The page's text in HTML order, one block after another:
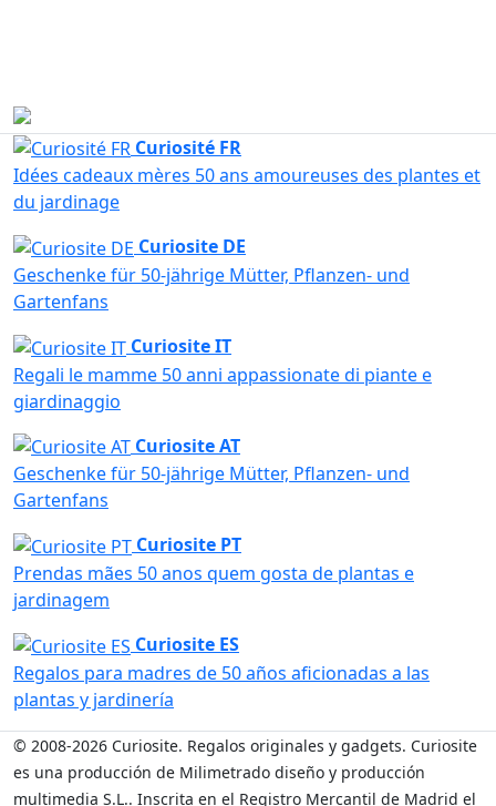
Curiosité FR
Idées cadeaux mères 50 ans amoureuses des plantes et
du jardinage
Curiosite DE
Geschenke für 50-jährige Mütter, Pflanzen- und
Gartenfans
Curiosite IT
Regali le mamme 50 anni appassionate di piante e
giardinaggio
Curiosite AT
Geschenke für 50-jährige Mütter, Pflanzen- und
Gartenfans
Curiosite PT
Prendas mães 50 anos quem gosta de plantas e
jardinagem
Curiosite ES
Regalos para madres de 50 años aficionadas a las
plantas y jardinería
© 2008-2026 Curiosite. Regalos originales y gadgets. Curiosite
es una producción de Milimetrado diseño y producción
multimedia S.L.. Inscrita en el Registro Mercantil de Madrid el